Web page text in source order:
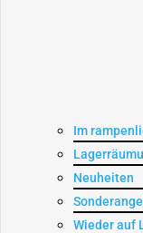
Im
Neuheiten
Wieder auf